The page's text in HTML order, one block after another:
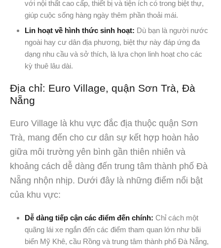
với nội thất cao cấp, thiết bị và tiện ích có trong biệt thự,
giúp cuộc sống hàng ngày thêm phần thoải mái.
Lin hoạt về hình thức sinh hoạt: Dù bạn là người nước
ngoài hay cư dân địa phương, biệt thự này đáp ứng đa
dạng nhu cầu và sở thích, là lựa chọn linh hoạt cho các
kỳ thuê lâu dài.
Địa chỉ: Euro Village, quận Sơn Trà, Đà
Nẵng
Euro Village là khu vực đắc địa thuộc quận Sơn
Trà, mang đến cho cư dân sự kết hợp hoàn hảo
giữa môi trường yên bình gần thiên nhiên và
khoảng cách dễ dàng đến trung tâm thành phố Đà
Nẵng nhộn nhịp. Dưới đây là những điểm nổi bật
của khu vực:
Dễ dàng tiếp cận các điểm đến chính: Chỉ cách một
quãng lái xe ngắn đến các điểm tham quan lớn như bãi
biển Mỹ Khê, cầu Rồng và trung tâm thành phố Đà Nẵng,